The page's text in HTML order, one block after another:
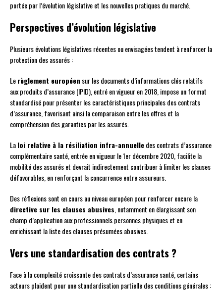
portée par l’évolution législative et les nouvelles pratiques du marché.
Perspectives d’évolution législative
Plusieurs évolutions législatives récentes ou envisagées tendent à renforcer la
protection des assurés :
Lerèglement européen sur les documents d’informations clés relatifs
aux produits d’assurance (IPID), entré en vigueur en 2018, impose un format
standardisé pour présenter les caractéristiques principales des contrats
d’assurance, favorisant ainsi la comparaison entre les offres et la
compréhension des garanties par les assurés.
Laloi relative à la résiliation infra-annuelledes contrats d’assurance
complémentaire santé, entrée en vigueur le 1er décembre 2020, facilite la
mobilité des assurés et devrait indirectement contribuer à limiter les clauses
défavorables, en renforçant la concurrence entre assureurs.
Des réflexions sont en cours au niveau européen pour renforcer encore la
directive sur les clauses abusives, notamment en élargissant son
champ d’application aux professionnels personnes physiques et en
enrichissant la liste des clauses présumées abusives.
Vers une standardisation des contrats ?
Face à la complexité croissante des contrats d’assurance santé, certains
acteurs plaident pour une standardisation partielle des conditions générales :